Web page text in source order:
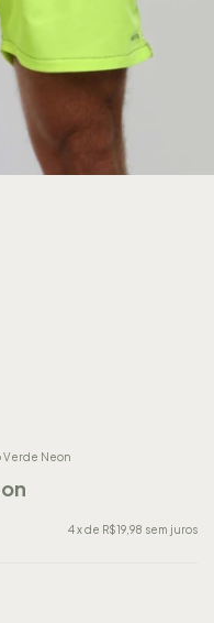
Verde Neon
4x de R$19,98 sem juros